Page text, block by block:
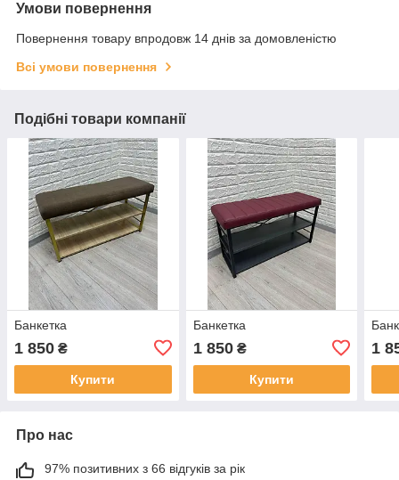
Умови повернення
Повернення товару впродовж 14 днів за домовленістю
Всі умови повернення
Подібні товари компанії
Банкетка
1 850 ₴
Купити
Банкетка
1 850₴
Купити
1
Про нас
97% позитивних з 66 відгуків за рік